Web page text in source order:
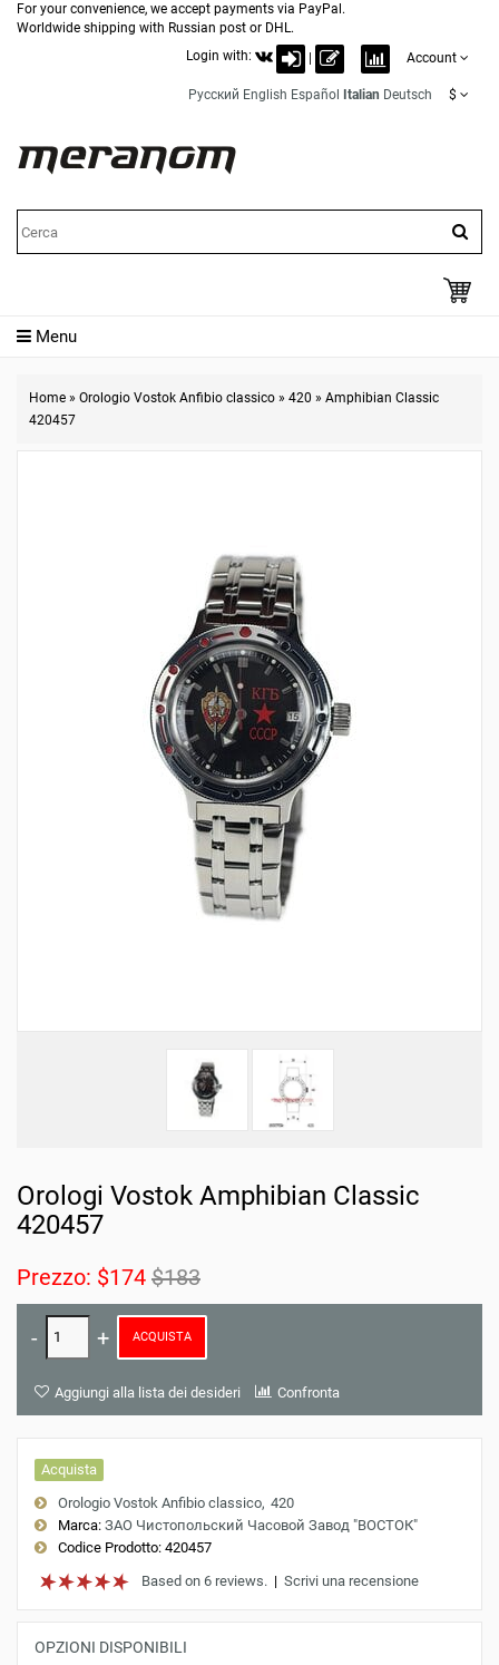
For your convenience, we accept payments via PayPal.
Worldwide shipping with Russian post or DHL.
Login with:
Account
Русский English Español Italian Deutsch $
Menu
Home » Orologio Vostok Anfibio classico » 420 » Amphibian Classic
420457
Orologi Vostok Amphibian Classic
420457
Prezzo: $174 $183
ACQUISTA
Aggiungi alla lista dei desideri Confronta
Acquista
Orologio Vostok Anfibio classico 420
Marca: ЗАО Чистопольский Часовой Завод "ВОСТОК"
Codice Prodotto: 420457
Based on 6 reviews. | Scrivi una recensione
OPZIONI DISPONIBILI